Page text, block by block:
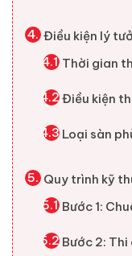
Điều kiện lý
Thời gian
Điều kiện
Loại sàn
Quy trình kỹ
Bước 1:
Bước 2: